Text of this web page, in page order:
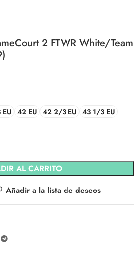
2 FTWR White/Team
42 EU 42 2/3 EU 43 1/3 EU
AL CARRITO
Añadir a la lista de deseos